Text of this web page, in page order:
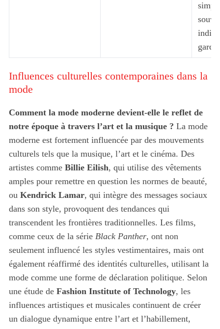
Influences culturelles contemporaines dans la
mode
Comment la mode moderne devient-elle le reflet de
notre époque à travers l’art et la musique ? La mode
moderne est fortement influencée par des mouvements
culturels tels que la musique, l’art et le cinéma. Des
artistes comme Billie Eilish, qui utilise des vêtements
amples pour remettre en question les normes de beauté,
ou Kendrick Lamar, qui intègre des messages sociaux
dans son style, provoquent des tendances qui
transcendent les frontières traditionnelles. Les films,
comme ceux de la série Black Panther, ont non
seulement influencé les styles vestimentaires, mais ont
également réaffirmé des identités culturelles, utilisant la
mode comme une forme de déclaration politique. Selon
une étude de Fashion Institute of Technology, les
influences artistiques et musicales continuent de créer
un dialogue dynamique entre l’art et l’habillement,